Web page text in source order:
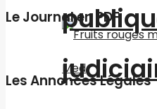
Le Journal en PDF
Les Annonces Légales